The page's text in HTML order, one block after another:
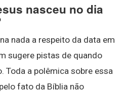
nasceu no dia
nada a respeito da data em
sugere pistas de quando
Toda a polêmica sobre essa
fato da Bíblia não